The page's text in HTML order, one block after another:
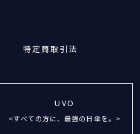
特定商取引法
UVO
<すべての方に、最強の日傘を。>